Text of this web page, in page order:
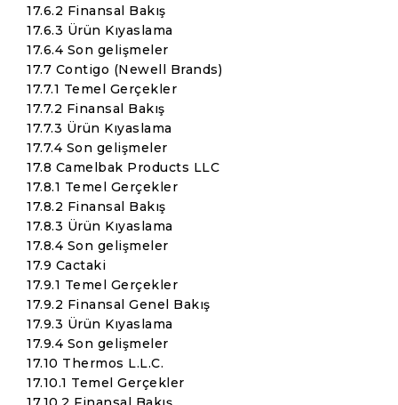
17.6.2 Finansal Bakış
17.6.3 Ürün Kıyaslama
17.6.4 Son gelişmeler
17.7 Contigo (Newell Brands)
17.7.1 Temel Gerçekler
17.7.2 Finansal Bakış
17.7.3 Ürün Kıyaslama
17.7.4 Son gelişmeler
17.8 Camelbak Products LLC
17.8.1 Temel Gerçekler
17.8.2 Finansal Bakış
17.8.3 Ürün Kıyaslama
17.8.4 Son gelişmeler
17.9 Cactaki
17.9.1 Temel Gerçekler
17.9.2 Finansal Genel Bakış
17.9.3 Ürün Kıyaslama
17.9.4 Son gelişmeler
17.10 Thermos L.L.C.
17.10.1 Temel Gerçekler